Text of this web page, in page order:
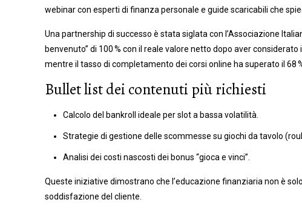
webinar con esperti di finanza personale e guide scaricabili che
Una partnership di successo è stata siglata con l’Associazione
benvenuto” di 100 % con il reale valore netto dopo aver
mentre il tasso di completamento dei corsi online ha superato il 68
Bullet list dei contenuti più richiesti
Calcolo del bankroll ideale per slot a bassa volatilità.
Strategie di gestione delle scommesse su giochi da tavolo
Analisi dei costi nascosti dei bonus “gioca e vinci”.
Queste iniziative dimostrano che l’educazione finanziaria non è
soddisfazione del cliente.